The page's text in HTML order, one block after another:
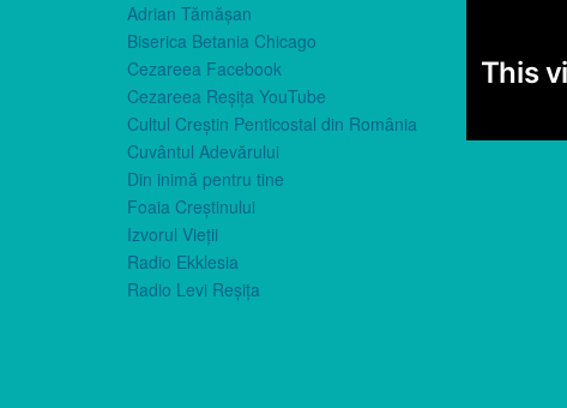
Adrian Tămăşan
Biserica Betania Chicago
Cezareea Facebook
Cezareea Reşiţa YouTube
Cultul Creştin Penticostal din România
Cuvântul Adevărului
Din inimă pentru tine
Foaia Creştinului
Izvorul Vieţii
Radio Ekklesia
Radio Levi Reşiţa